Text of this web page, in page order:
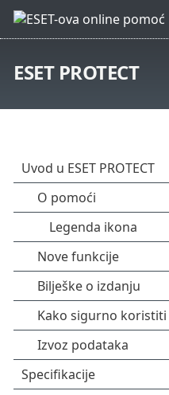
ESET PROTECT